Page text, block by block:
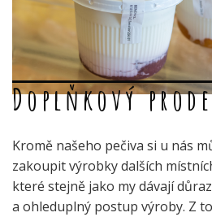
Doplňkový
Kromě našeho pečiva si u nás
zakoupit výrobky dalších
které stejně jako my dávají
a ohleduplný postup výroby. Z